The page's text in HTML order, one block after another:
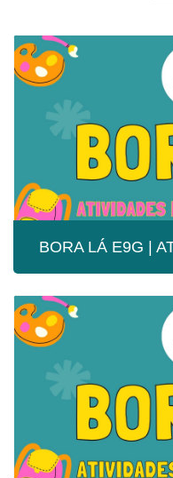
BORA LÁ E9G |
BORA LÁ E9G